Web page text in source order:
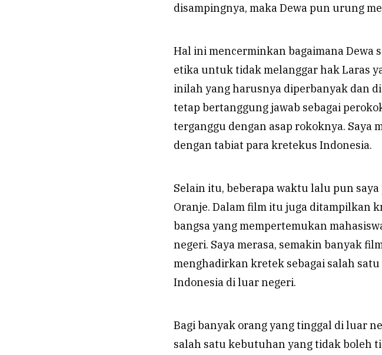
disampingnya, maka Dewa pun urung
Hal ini mencerminkan bagaimana Dewa
etika untuk tidak melanggar hak Laras
inilah yang harusnya diperbanyak dan
tetap bertanggung jawab sebagai
terganggu dengan asap rokoknya. Saya
dengan tabiat para kretekus Indonesia.
Selain itu, beberapa waktu lalu pun
Oranje. Dalam film itu juga ditampilkan
bangsa yang mempertemukan
negeri. Saya merasa, semakin banyak
menghadirkan kretek sebagai salah
Indonesia di luar negeri.
Bagi banyak orang yang tinggal di luar
salah satu kebutuhan yang tidak boleh